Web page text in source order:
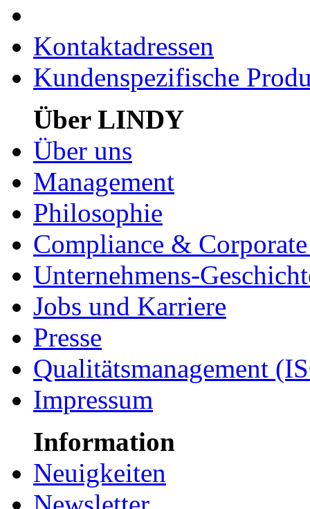
Kontaktadressen
Kundenspezifische
Über LINDY
Über uns
Management
Philosophie
Compliance &
Unternehmens-
Jobs und Karriere
Presse
Qualitätsmanagement
Impressum
Information
Neuigkeiten